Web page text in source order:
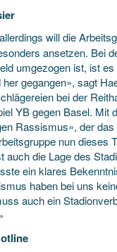
will die
ansetzen. Bei
umgezogen ist, ist
gegangen», sagt
bei der
YB gegen Basel. Mit
Rassismus», der
nun dieses
auch die Lage des
ein klares
haben bei uns
auch ein